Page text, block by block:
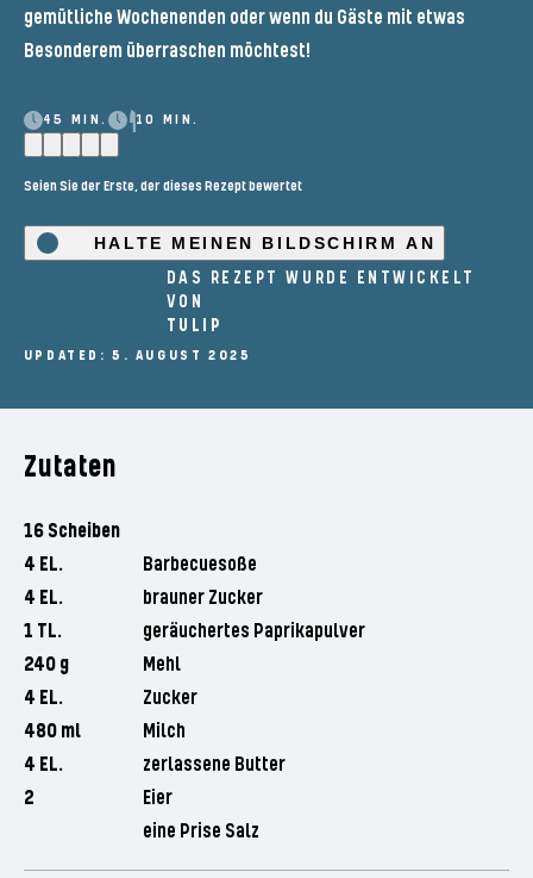
gemütliche Wochenenden oder wenn du Gäste mit etwas
Besonderem überraschen möchtest!
45 MIN. 10 MIN.
Seien Sie der Erste, der dieses Rezept bewertet
HALTE MEINEN BILDSCHIRM AN
DAS REZEPT WURDE ENTWICKELT
VON
TULIP
UPDATED: 5. AUGUST 2025
Zutaten
16 Scheiben
4 EL.
Barbecuesoße
4 EL.
brauner Zucker
1 TL.
geräuchertes Paprikapulver
240 g
Mehl
4 EL.
Zucker
480 ml
Milch
4 EL.
zerlassene Butter
2
Eier
eine Prise Salz